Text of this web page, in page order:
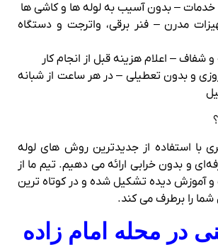
– بدون آسیب به لوله‌ ها و کاشی‌ ها
مدرن – فنر برقی، واترجت و دستگاه‌
– اعلام هزینه قبل از انجام کار
و بدون تعطیلی – در هر ساعت از شبانه‌
با استفاده از جدیدترین روش‌ های لوله
و بدون خرابی ارائه می‌ دهیم. تیم ما از
دیده تشکیل شده و در کوتاه‌ ترین
را برطرف می‌ کند.
در محله امام زاده